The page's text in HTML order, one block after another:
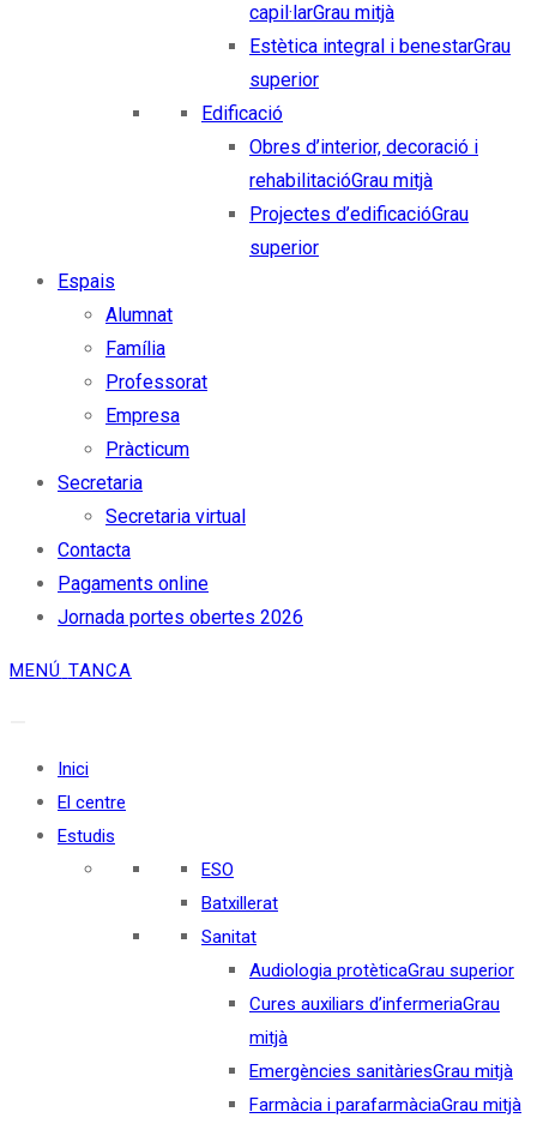
capil·larGrau mitjà
Estètica integral i benestarGrau
superior
Edificació
Obres d’interior, decoració i
rehabilitacióGrau mitjà
Projectes d’edificacióGrau
superior
Espais
Alumnat
Família
Professorat
Empresa
Pràcticum
Secretaria
Secretaria virtual
Contacta
Pagaments online
Jornada portes obertes 2026
MENÚ TANCA
Inici
El centre
Estudis
ESO
Batxillerat
Sanitat
Audiologia protèticaGrau superior
Cures auxiliars d’infermeriaGrau
mitjà
Emergències sanitàriesGrau mitjà
Farmàcia i parafarmàciaGrau mitjà